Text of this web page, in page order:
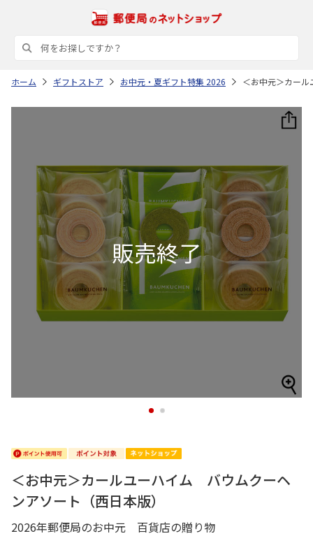
ホーム ギフトストア お中元・夏ギフト特集 2026 ＜お中元＞カー
1 2
＜お中元＞カールユーハイム バウムクーヘ
ンアソート（西日本版）
2026年郵便局のお中元 百貨店の贈り物